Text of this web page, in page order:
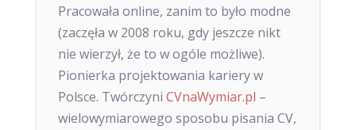
Pracowała online, zanim to było modne
(zaczęła w 2008 roku, gdy jeszcze nikt
nie wierzył, że to w ogóle możliwe).
Pionierka projektowania kariery w
Polsce. Twórczyni CVnaWymiar.pl –
wielowymiarowego sposobu pisania CV,